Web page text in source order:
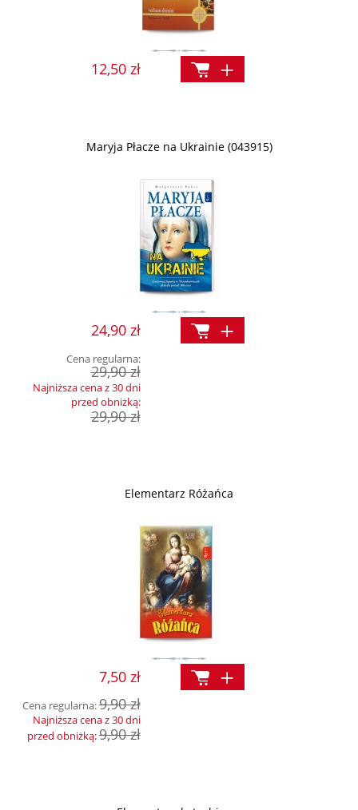
12,50 zł
Maryja Płacze na Ukrainie (043915)
24,90 zł
Cena regularna:
29,90 zł
Najniższa cena z 30 dni
przed obniżką:
29,90 zł
Elementarz Różańca
7,50 zł
Cena regularna:9,90 zł
Najniższa cena z 30 dni
przed obniżką:9,90 zł